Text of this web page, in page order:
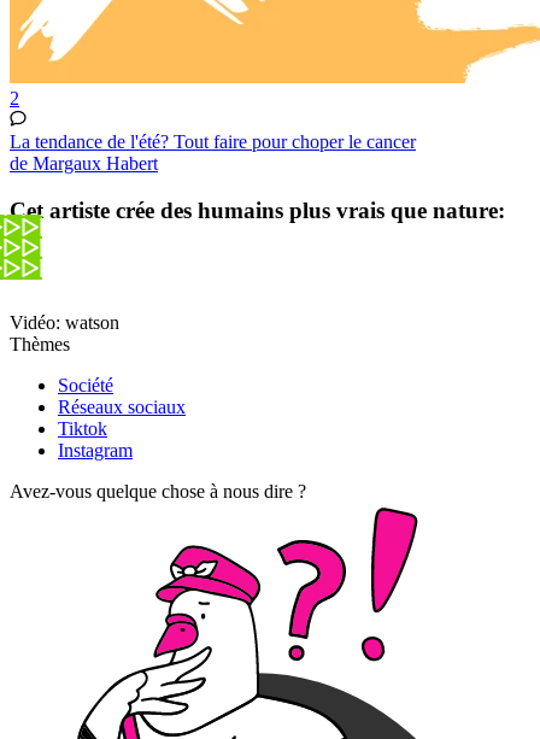
2
La tendance de l'été? Tout faire pour choper le cancer
de Margaux Habert
Cet artiste crée des humains plus vrais que nature:
Vidéo: watson
Thèmes
Société
Réseaux sociaux
Tiktok
Instagram
Avez-vous quelque chose à nous dire ?